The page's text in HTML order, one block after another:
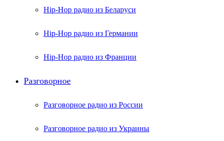
Hip-Hop радио из Беларуси
Hip-Hop радио из Германии
Hip-Hop радио из Франции
Разговорное
Разговорное радио из России
Разговорное радио из Украины